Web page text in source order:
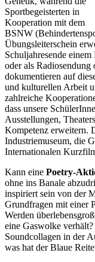
Sportbegeisterten in
Koopera­tion mit dem
BSNW
Übungsleiterschein
Schuljahresende
oder als
dokumentieren auf
und kulturellen Arbeit
zahlreiche
dass unsere
Ausstellungen,
Kompetenz erweitern.
Industriemuseum, die
Internationalen
Kann eine Poetry-
ohne ins Banale
inspiriert sein von der
Grundfragen mit einer
Werden
eine Gaswolke
Soundcollagen in der
was hat der Blaue